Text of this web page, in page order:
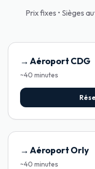
Prix fixes • Sièges
→ Aéroport CDG
~40 minutes
→ Aéroport Orly
~40 minutes